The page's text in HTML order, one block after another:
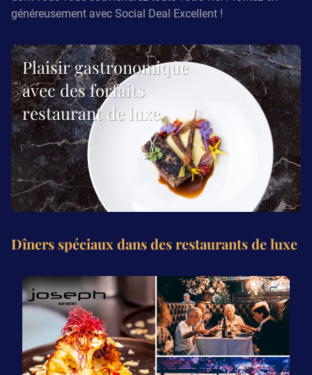
généreusement avec Social Deal Excellent !
Plaisir gastronomique
avec des forfaits
restaurant de luxe
Dîners spéciaux dans des restaurants de luxe